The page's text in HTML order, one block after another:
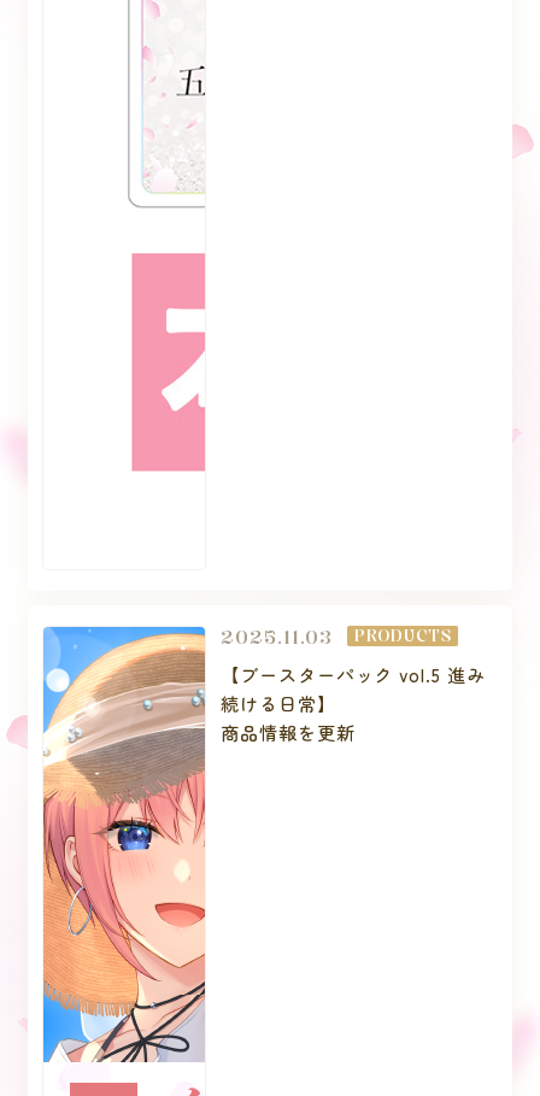
2025.11.03 PRODUCTS
【ブースターパック vol.5 進み
続ける日常】
商品情報を更新